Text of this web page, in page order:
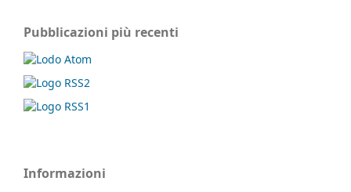
Pubblicazioni più recenti
Informazioni